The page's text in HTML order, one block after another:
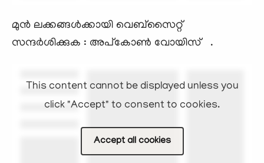
മുന്‍ ലക്കങ്ങള്‍ക്കായി വെബ്സൈറ്റ്
സന്ദര്‍ശിക്കുക : അപ്കോണ്‍ വോയിസ്‌ .
This content cannot be displayed unless you
click "Accept" to consent to cookies.
Accept all cookies